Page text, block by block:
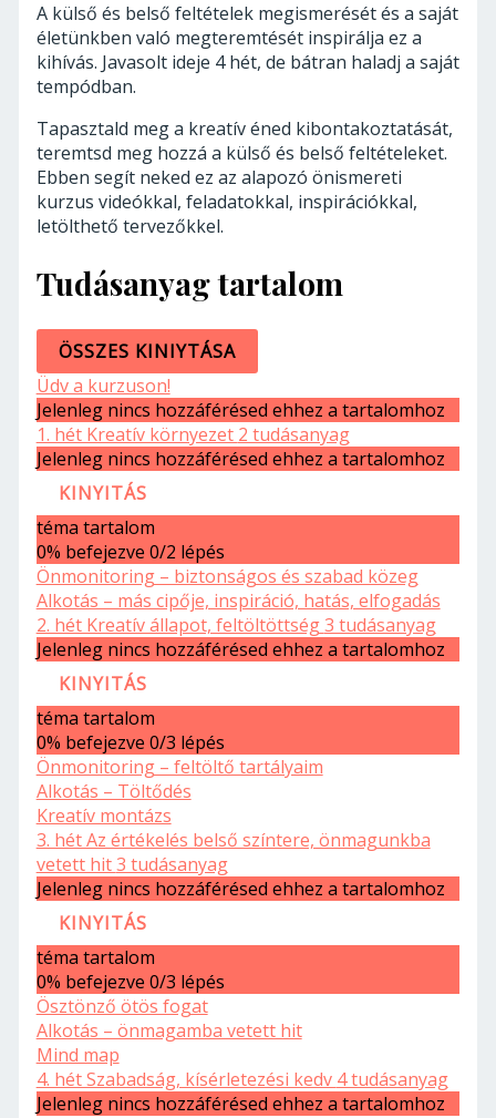
A külső és belső feltételek megismerését és a saját
életünkben való megteremtését inspirálja ez a
kihívás. Javasolt ideje 4 hét, de bátran haladj a saját
tempódban.
Tapasztald meg a kreatív éned kibontakoztatását,
teremtsd meg hozzá a külső és belső feltételeket.
Ebben segít neked ez az alapozó önismereti
kurzus videókkal, feladatokkal, inspirációkkal,
letölthető tervezőkkel.
Tudásanyag tartalom
ÖSSZES KINIYTÁSA
Üdv a kurzuson!
Jelenleg nincs hozzáférésed ehhez a tartalomhoz
1. hét Kreatív környezet 2 tudásanyag
Jelenleg nincs hozzáférésed ehhez a tartalomhoz
KINYITÁS
téma tartalom
0% befejezve 0/2 lépés
Önmonitoring – biztonságos és szabad közeg
Alkotás – más cipője, inspiráció, hatás, elfogadás
2. hét Kreatív állapot, feltöltöttség3 tudásanyag
Jelenleg nincs hozzáférésed ehhez a tartalomhoz
KINYITÁS
téma tartalom
0% befejezve 0/3 lépés
Önmonitoring – feltöltő tartályaim
Alkotás – Töltődés
Kreatív montázs
3. hét Az értékelés belső színtere, önmagunkba
vetett hit3 tudásanyag
Jelenleg nincs hozzáférésed ehhez a tartalomhoz
KINYITÁS
téma tartalom
0% befejezve 0/3 lépés
Ösztönző ötös fogat
Alkotás – önmagamba vetett hit
Mind map
4. hét Szabadság, kísérletezési kedv 4 tudásanyag
Jelenleg nincs hozzáférésed ehhez a tartalomhoz